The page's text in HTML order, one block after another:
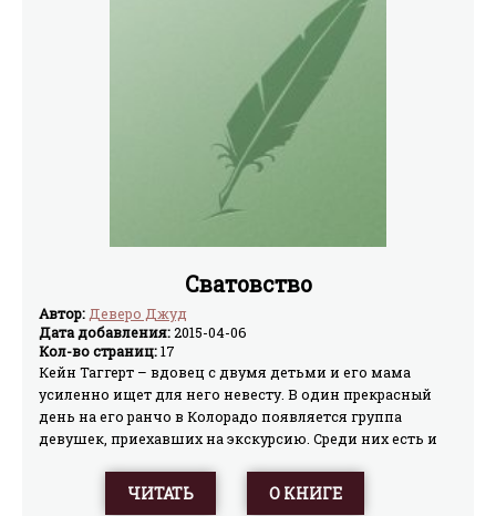
Сватовство
Автор: Деверо Джуд
Дата добавления:2015-04-06
Кол-во страниц:17
Кейн Таггерт – вдовец с двумя детьми и его мама
усиленно ищет для него невесту. В один прекрасный
день на его ранчо в Колорадо появляется группа
девушек, приехавших на экскурсию. Среди них есть и
себе женщина, не боящаяся говорить то, что думает,
так как всего в жизни добилась сама. Но Кейну, гораздо
ЧИТАТЬ О КНИГЕ